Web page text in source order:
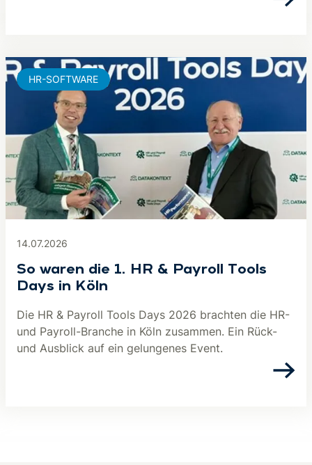
14.07.2026
So waren die 1. HR & Payroll Tools
Days in Köln
Die HR & Payroll Tools Days 2026 brachten die HR-
und Payroll-Branche in Köln zusammen. Ein Rück-
und Ausblick auf ein gelungenes Event.
HR-SOFTWARE